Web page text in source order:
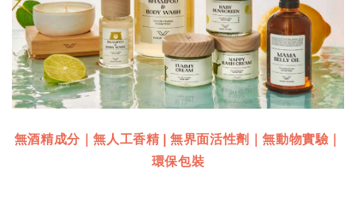
無酒精成分｜無人工香精 | 無界面活性劑｜無動物實驗｜
環保包裝